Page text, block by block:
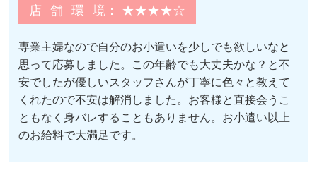
店舗環境 ： ★★★★☆
専業主婦なので自分のお小遣いを少しでも欲しいなと
思って応募しました。この年齢でも大丈夫かな？と不
安でしたが優しいスタッフさんが丁寧に色々と教えて
くれたので不安は解消しました。お客様と直接会うこ
ともなく身バレすることもありません。お小遣い以上
のお給料で大満足です。